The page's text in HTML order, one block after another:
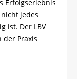
Erfolgserlebnis
jedes
ist. Der LBV
der Praxis